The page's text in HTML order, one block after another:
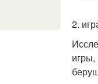
2.